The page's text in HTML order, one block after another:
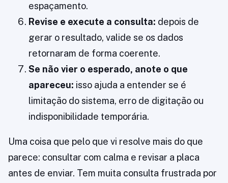
espaçamento.
Revise e execute a consulta: depois de
gerar o resultado, valide se os dados
retornaram de forma coerente.
Se não vier o esperado, anote o que
apareceu: isso ajuda a entender se é
limitação do sistema, erro de digitação ou
indisponibilidade temporária.
Uma coisa que pelo que vi resolve mais do que
parece: consultar com calma e revisar a placa
antes de enviar. Tem muita consulta frustrada por